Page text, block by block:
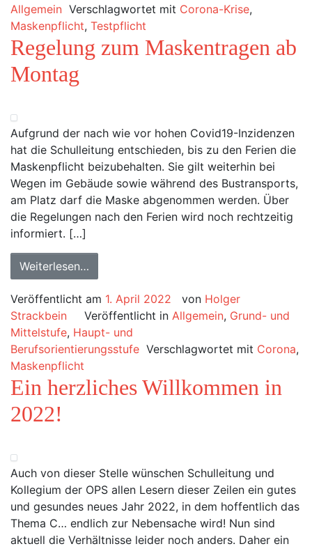
Allgemein Verschlagwortet mit Corona-Krise,
Maskenpflicht, Testpflicht
Regelung zum Maskentragen ab
Montag
Aufgrund der nach wie vor hohen Covid19-Inzidenzen
hat die Schulleitung entschieden, bis zu den Ferien die
Maskenpflicht beizubehalten. Sie gilt weiterhin bei
Wegen im Gebäude sowie während des Bustransports,
am Platz darf die Maske abgenommen werden. Über
die Regelungen nach den Ferien wird noch rechtzeitig
informiert. […]
Weiterlesen…
Veröffentlicht am 1. April 2022 von Holger
Strackbein
Veröffentlicht in Allgemein, Grund- und
Mittelstufe, Haupt- und
Berufsorientierungsstufe Verschlagwortet mit Corona,
Maskenpflicht
Ein herzliches Willkommen in
2022!
Auch von dieser Stelle wünschen Schulleitung und
Kollegium der OPS allen Lesern dieser Zeilen ein gutes
und gesundes neues Jahr 2022, in dem hoffentlich das
Thema C… endlich zur Nebensache wird! Nun sind
aktuell die Verhältnisse leider noch anders. Daher ein